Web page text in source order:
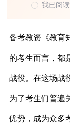
我已阅
备考教资《教育
的考生而言，都
战役。在这场战
为了考生们普遍
优势，成为众多